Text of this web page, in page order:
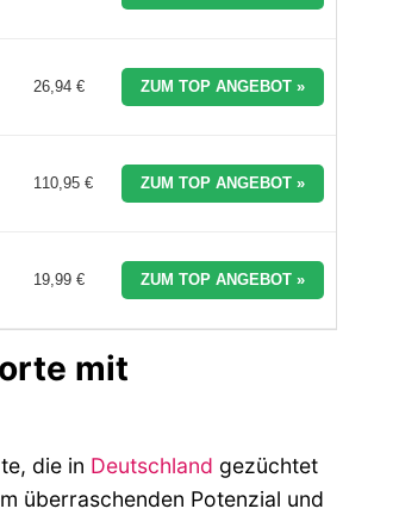
26,94 € ZUM TOP ANGEBOT »
110,95 € ZUM TOP ANGEBOT »
19,99 € ZUM TOP ANGEBOT »
mit
die in Deutschland gezüchtet
überraschenden Potenzial und